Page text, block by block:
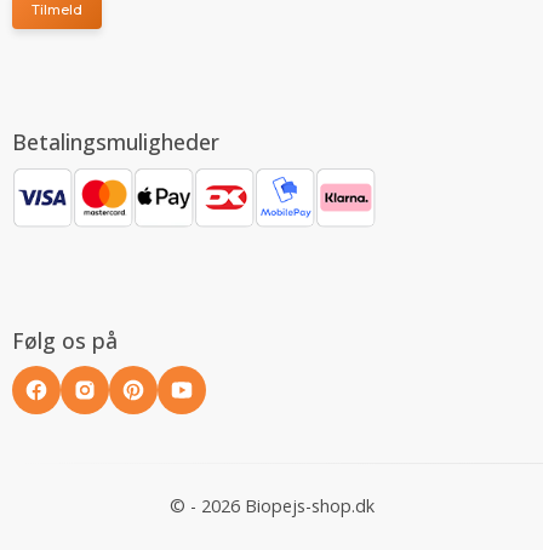
Tilmeld
Betalingsmuligheder
Følg os på
© - 2026 Biopejs-shop.dk